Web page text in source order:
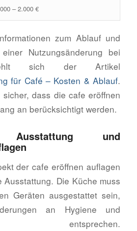
– 2.000 €
zum Ablauf und
Nutzungsänderung bei
sich der Artikel
für Café – Kosten & Ablauf.
dass die cafe eröffnen
an berücksichtigt werden.
Ausstattung und
der cafe eröffnen auflagen
Ausstattung. Die Küche muss
Geräten ausgestattet sein,
an Hygiene und
entsprechen.